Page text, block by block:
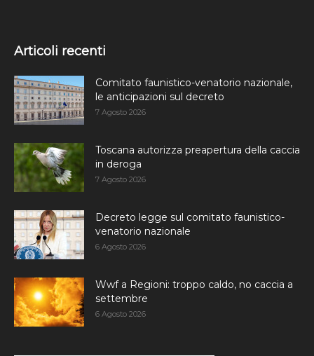
Articoli recenti
Comitato faunistico-venatorio nazionale,
le anticipazioni sul decreto
7 Agosto 2026
Toscana autorizza preapertura della caccia
in deroga
7 Agosto 2026
Decreto legge sul comitato faunistico-
venatorio nazionale
6 Agosto 2026
Wwf a Regioni: troppo caldo, no caccia a
settembre
6 Agosto 2026